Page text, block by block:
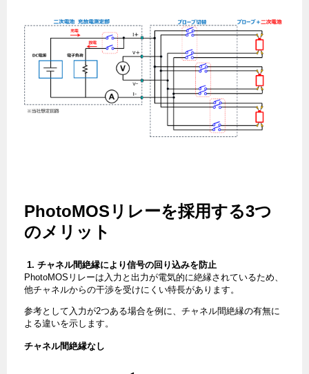
PhotoMOSリレーを採用する3つ
のメリット
1. チャネル間絶縁により信号の回り込みを防止
PhotoMOSリレーは入力と出力が電気的に絶縁されているため、
他チャネルからの干渉を受けにくい特長があります。
参考として入力が2つある場合を例に、チャネル間絶縁の有無に
よる違いを示します。
チャネル間絶縁なし